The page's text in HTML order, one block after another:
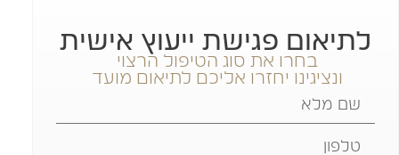
לתיאום פגישת ייעוץ אישית
בחרו את סוג הטיפול הרצוי
ונציגינו יחזרו אליכם לתיאום מועד